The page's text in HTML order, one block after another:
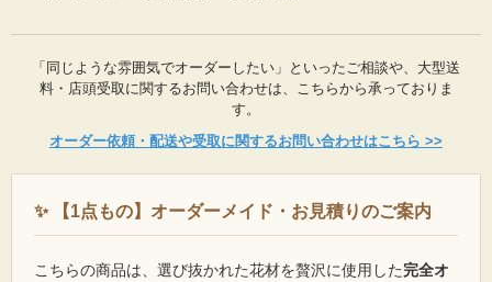
「同じような雰囲気でオーダーしたい」といったご相談や、大型送
料・店頭受取に関するお問い合わせは、こちらから承っておりま
す。
オーダー依頼・配送や受取に関するお問い合わせはこちら >>
✨ 【1点もの】オーダーメイド・お見積りのご案内
こちらの商品は、選び抜かれた花材を贅沢に使用した完全オ